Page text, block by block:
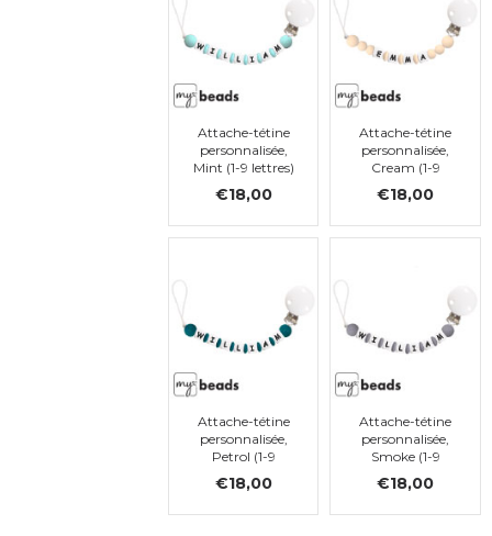
Attache-tétine
personnalisée,
Mint (1-9 lettres)
€18,00
Attache-tétine
personnalisée,
Cream (1-9
€18,00
Attache-tétine
personnalisée,
Petrol (1-9
€18,00
Attache-tétine
personnalisée,
Smoke (1-9
€18,00